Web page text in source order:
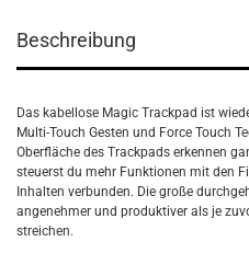
Beschreibung
Das kabellose Magic Trackpad ist
Multi-Touch Gesten und Force Touch
Oberfläche des Trackpads erkennen
steuerst du mehr Funktionen mit den
Inhalten verbunden. Die große
angenehmer und produktiver als je
streichen.